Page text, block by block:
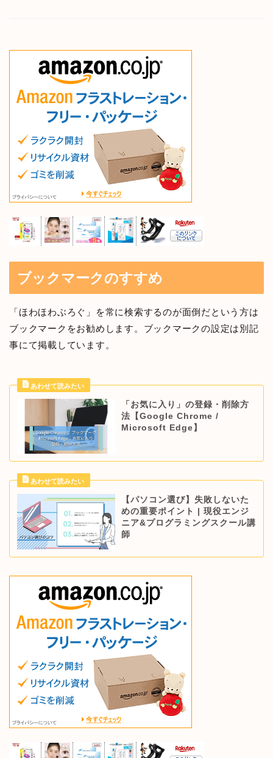
ブックマークのすすめ
「ほわほわぶろぐ」を常に検索するのが面倒だという方は
ブックマークをお勧めします。ブックマークの設定は別記
事にて掲載しています。
「お気に入り」の登録・削除方
法【Google Chrome /
Microsoft Edge】
【パソコン選び】失敗しないた
めの重要ポイント | 現役エンジ
ニア&プログラミングスクール講
師